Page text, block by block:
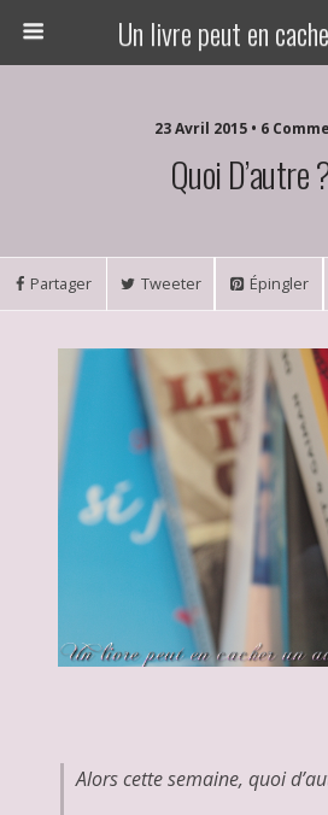
Un livre peut en
23 Avril 2015 • 6
Quoi D’autre
Partager Tweeter Épingler
Alors cette semaine, quoi